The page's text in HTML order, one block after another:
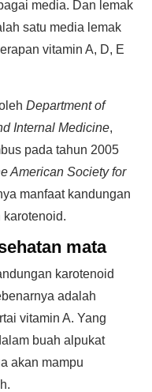
media. Dan lemak
satu media lemak
vitamin A, D, E
Department of
Internal Medicine,
pada tahun 2005
American Society for
manfaat kandungan
karotenoid.
mata
karotenoid
adalah
vitamin A. Yang
buah alpukat
akan mampu